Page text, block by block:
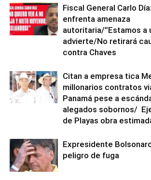
Fiscal General Carlo
enfrenta amenaza
autoritaria/”Estamos a
advierte/No retirará
contra Chaves
Citan a empresa tica
millonarios contratos
Panamá pese a
alegados sobornos/
de Playas obra
Expresidente
peligro de fuga